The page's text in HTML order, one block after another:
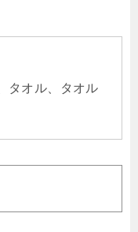
タオル、タオル